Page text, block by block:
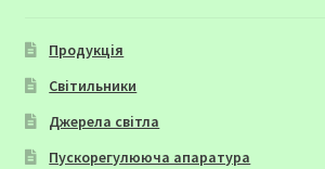
Продукція
Світильники
Джерела світла
Пускорегулююча апаратура